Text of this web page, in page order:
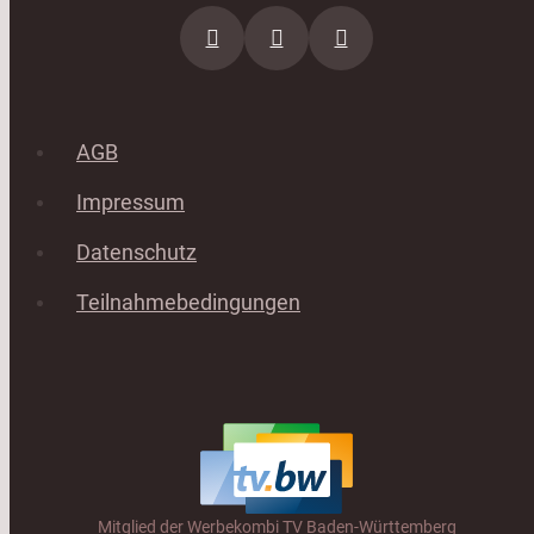
AGB
Impressum
Datenschutz
Teilnahmebedingungen
Mitglied der Werbekombi TV Baden-Württemberg